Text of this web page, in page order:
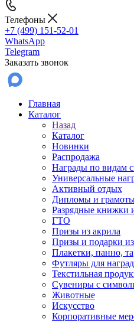
Телефоны
+7 (499) 151-52-01
WhatsApp
Telegram
Заказать звонок
Главная
Каталог
Назад
Каталог
Новинки
Распродажа
Награды по видам
Универсальные
Активный отдых
Дипломы и
Разрядные книжки
ГТО
Призы из акрила
Призы и подарки из
Плакетки, панно,
Футляры для наград
Текстильная
Сувениры с
Животные
Искусство
Корпоративные